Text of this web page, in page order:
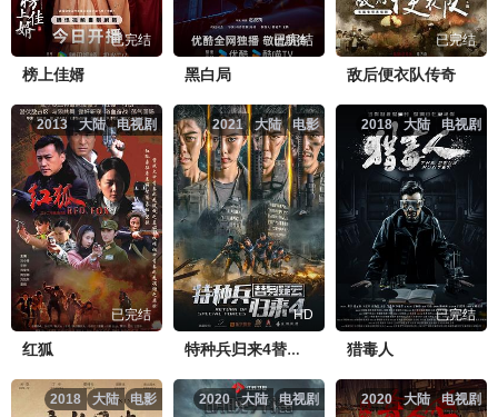
已完结
榜上佳婿
已完结
黑白局
已完结
敌后便衣队传奇
电视剧
大陆
2013
已完结
红狐
电影
大陆
2021
HD
特种兵归来4替身疑云
电视剧
大陆
2018
已完结
猎毒人
电影
大陆
2018 电视剧
大陆
2020 电视剧
大陆
2020